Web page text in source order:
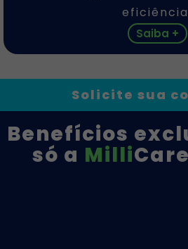
Saiba +
Solicite sua
Benefícios
só a Milli